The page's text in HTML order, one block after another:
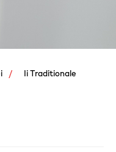
Ii Traditionale